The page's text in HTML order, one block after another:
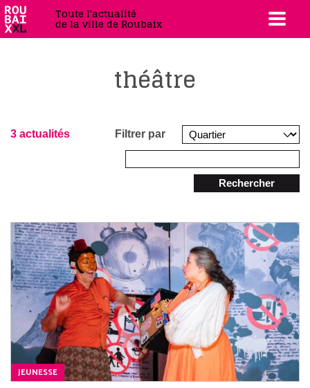
Toute l'actualité
de la ville de Roubaix
théâtre
3 actualités Filtrer par
Rechercher
JEUNESSE